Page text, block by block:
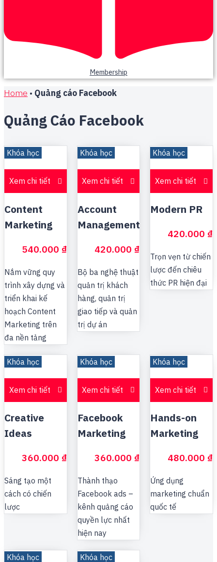
Membership
Home • Quảng cáo Facebook
Quảng Cáo Facebook
Khóa học
Xem chi tiết
Content
Marketing
540.000 ₫
Nắm vững quy
trình xây dựng và
triển khai kế
hoạch Content
Marketing trên
đa nền tảng
Khóa học
Xem chi tiết
Account
Management
420.000 ₫
Bộ ba nghệ thuật
quản trị khách
hàng, quản trị
giao tiếp và quản
trị dự án
Khóa học
Xem chi tiết
Modern PR
420.000 ₫
Trọn vẹn từ chiến
lược đến chiêu
thức PR hiện đại
Khóa học
Xem chi tiết
Creative
Ideas
360.000 ₫
Sáng tạo một
cách có chiến
lược
Khóa học
Xem chi tiết
Facebook
Marketing
360.000 ₫
Thành thạo
Facebook ads –
kênh quảng cáo
quyền lực nhất
hiện nay
Khóa học
Xem chi tiết
Hands-on
Marketing
480.000 ₫
Ứng dụng
marketing chuẩn
quốc tế
Khóa học Khóa học